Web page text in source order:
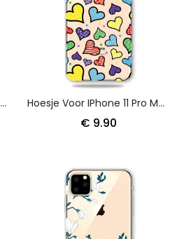
Cover Hoesje IPhone 11 Pro Max Telefoonhoesje Woeste Leeuw Hoesje Voor IPhone 11 Pro Max Veelkleurige Harten
€ 9.90